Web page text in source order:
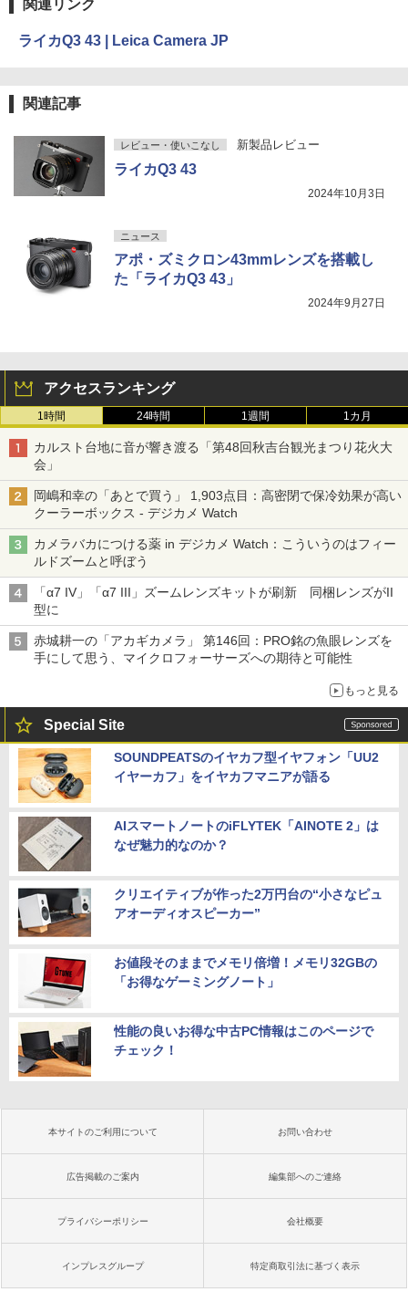
関連リンク
ライカQ3 43 | Leica Camera JP
関連記事
レビュー・使いこなし 新製品レビュー
ライカQ3 43
2024年10月3日
ニュース
アポ・ズミクロン43mmレンズを搭載し
た「ライカQ3 43」
2024年9月27日
アクセスランキング
1時間 24時間 1週間 1カ月
カルスト台地に音が響き渡る「第48回秋吉台観光まつり花火大
会」
岡嶋和幸の「あとで買う」 1,903点目：高密閉で保冷効果が高い
クーラーボックス - デジカメ Watch
カメラバカにつける薬 in デジカメ Watch：こういうのはフィー
ルドズームと呼ぼう
「α7 IV」「α7 III」ズームレンズキットが刷新 同梱レンズがII
型に
赤城耕一の「アカギカメラ」 第146回：PRO銘の魚眼レンズを
手にして思う、マイクロフォーサーズへの期待と可能性
もっと見る
Special Site
SOUNDPEATSのイヤカフ型イヤフォン「UU2
イヤーカフ」をイヤカフマニアが語る
AIスマートノートのiFLYTEK「AINOTE 2」は
なぜ魅力的なのか？
クリエイティブが作った2万円台の“小さなピュ
アオーディオスピーカー”
お値段そのままでメモリ倍増！メモリ32GBの
「お得なゲーミングノート」
性能の良いお得な中古PC情報はこのページで
チェック！
本サイトのご利用について お問い合わせ
広告掲載のご案内 編集部へのご連絡
プライバシーポリシー 会社概要
インプレスグループ 特定商取引法に基づく表示